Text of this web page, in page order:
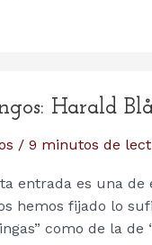
Harald
/ 9 minutos de
entrada es una
hemos fijado lo
como de la